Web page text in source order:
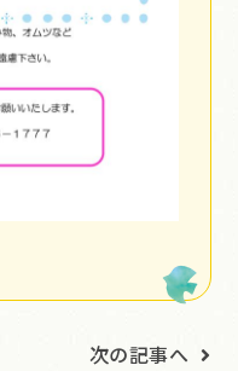
次の記事へ